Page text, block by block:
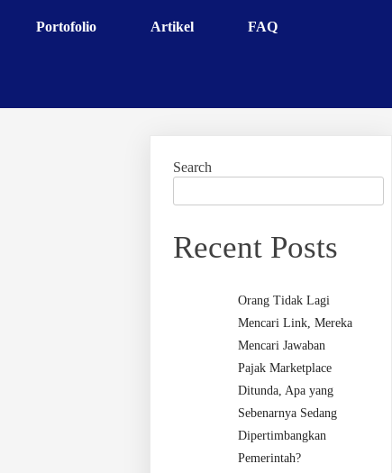
Portofolio Artikel FAQ
Search
Recent Posts
Orang Tidak Lagi
Mencari Link, Mereka
Mencari Jawaban
Pajak Marketplace
Ditunda, Apa yang
Sebenarnya Sedang
Dipertimbangkan
Pemerintah?